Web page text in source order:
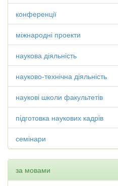
конференції
міжнародні проекти
наукова діяльність
науково-технічна діяльність
наукові школи факультетів
підготовка наукових кадрів
семінари
за мовами